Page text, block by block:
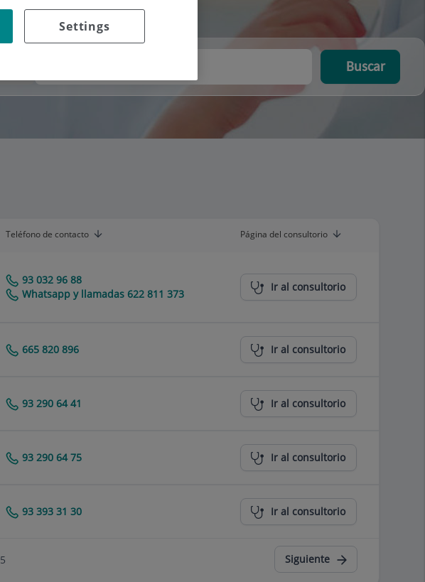
Buscar
Teléfono de contacto Página del consultorio
93 032 96 88
Whatsapp y llamadas 622 811 373
Ir al consultorio
665 820 896 Ir al consultorio
93 290 64 41 Ir al consultorio
93 290 64 75 Ir al consultorio
93 393 31 30 Ir al consultorio
5 Siguiente
Settings